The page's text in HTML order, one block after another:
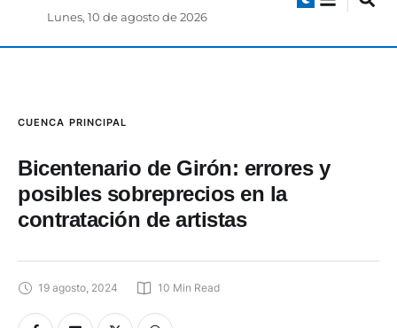
posibles sobreprecios en la
contratación de artistas
19 agosto, 2024 10 Min Read